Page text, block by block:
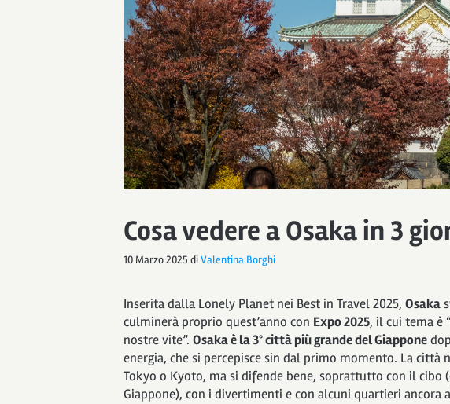
Cosa vedere a Osaka in 3
10 Marzo 2025 diValentina Borghi
Inserita dalla Lonely Planet nei Best in Travel 2025, Osaka
culminerà proprio quest’anno con Expo 2025, il cui tema è
nostre vite”. Osaka è la 3° città più grande del Giappone
energia, che si percepisce sin dal primo momento. La
Tokyo o Kyoto, ma si difende bene, soprattutto con il cibo
Giappone), con i divertimenti e con alcuni quartieri ancora